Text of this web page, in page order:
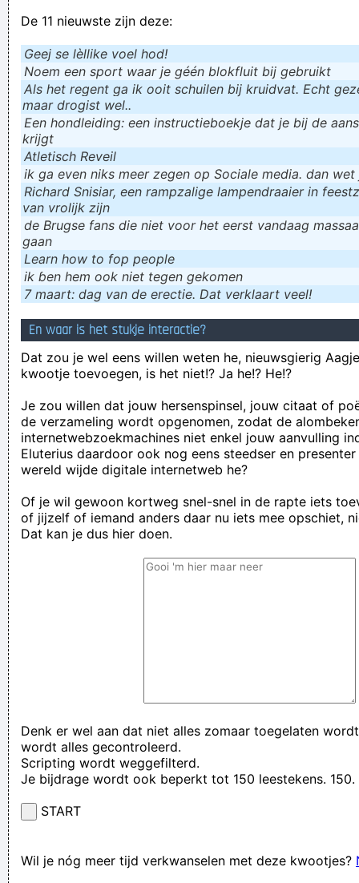
De 11 nieuwste zijn deze:
Geej se lèllike voel hod!
Noem een sport waar je géén blokfluit bij gebruikt
Als het regent ga ik ooit schuilen bij kruidvat. Echt
maar drogist wel..
Een hondleiding: een instructieboekje dat je bij de
krijgt
Atletisch Reveil
ik ga even niks meer zegen op Sociale media. dan
Richard Snisiar, een rampzalige lampendraaier in
van vrolijk zijn
de Brugse fans die niet voor het eerst vandaag
gaan
Learn how to fop people
ik ɓen hem ook niet tegen gekomen
7 maart: dag van de erectie. Dat verklaart veel!
En waar is het stukje interactie?
Dat zou je wel eens willen weten he, nieuwsgierig
kwootje toevoegen, is het niet!? Ja he!? He!?
Je zou willen dat jouw hersenspinsel, jouw citaat of
de verzameling wordt opgenomen, zodat de
internetwebzoekmachines niet enkel jouw aanvulling
Eluterius daardoor ook nog eens steedser en
wereld wijde digitale internetweb he?
Of je wil gewoon kortweg snel-snel in de rapte iets
of jijzelf of iemand anders daar nu iets mee opschiet,
Dat kan je dus hier doen.
Denk er wel aan dat niet alles zomaar toegelaten
wordt alles gecontroleerd.
Scripting wordt weggefilterd.
Je bijdrage wordt ook beperkt tot 150 leestekens. 150.
START
Wil je nóg meer tijd verkwanselen met deze kwootjes?